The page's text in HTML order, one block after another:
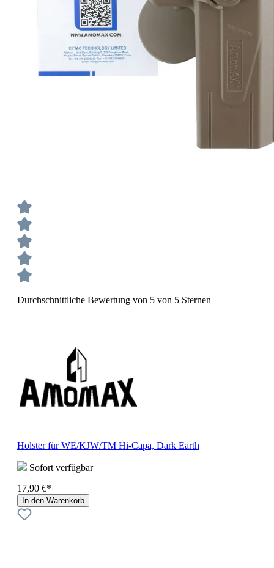
Durchschnittliche Bewertung von 5 von 5 Sternen
Holster für WE/KJW/TM Hi-Capa, Dark Earth
Sofort verfügbar
17,90 €*
In den Warenkorb